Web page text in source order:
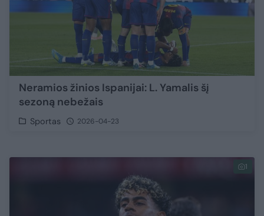
Neramios žinios Ispanijai: L. Yamalis šį
sezoną nebežais
Sportas 2026-04-23
1